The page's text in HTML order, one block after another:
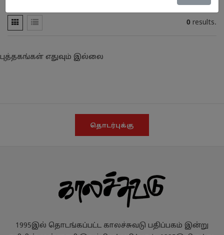
0 results.
புத்தகங்கள் எதுவும் இல்லை
தொடர்புக்கு
1995இல் தொடங்கப்பட்ட காலச்சுவடு பதிப்பகம் இன்று